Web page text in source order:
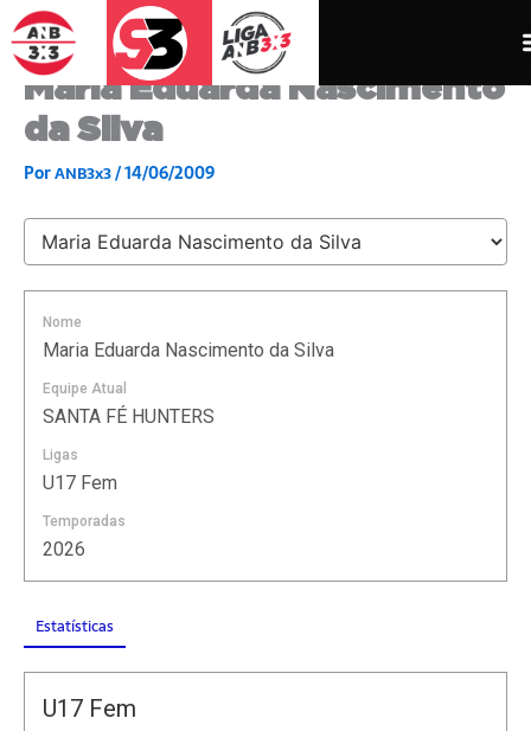
para
conteúdo
Maria Eduarda Nascimento
da Silva
PorANB3x3/14/06/2009
Nome
Maria Eduarda Nascimento da Silva
Equipe Atual
SANTA FÉ HUNTERS
Ligas
U17 Fem
Temporadas
2026
Estatísticas
U17 Fem